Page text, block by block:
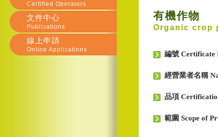
有機作物
Organic crop
編號 Certificate
經營業者名稱
品項
範圍 Scope of
Certified Operators
文件中心
Publications
線上申請
Online Applications